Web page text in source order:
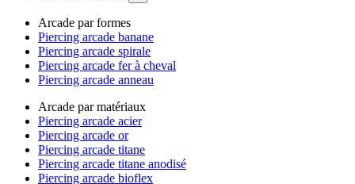
Arcade par formes
Piercing arcade banane
Piercing arcade spirale
Piercing arcade fer à cheval
Piercing arcade anneau
Arcade par matériaux
Piercing arcade acier
Piercing arcade or
Piercing arcade titane
Piercing arcade titane anodisé
Piercing arcade bioflex